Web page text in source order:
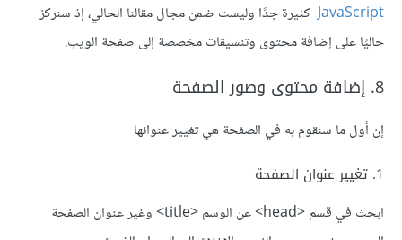
JavaScript كثيرة جدًا وليست ضمن مجال مقالنا الحالي، إذ سنركز
حاليًا على إضافة محتوى وتنسيقات مخصصة إلى صفحة الويب.
8. إضافة محتوى وصور الصفحة
إن أول ما سنقوم به في الصفحة هي تغيير عنوانها
1. تغيير عنوان الصفحة
ابحث في قسم <head> عن الوسم <title> وغير عنوان الصفحة